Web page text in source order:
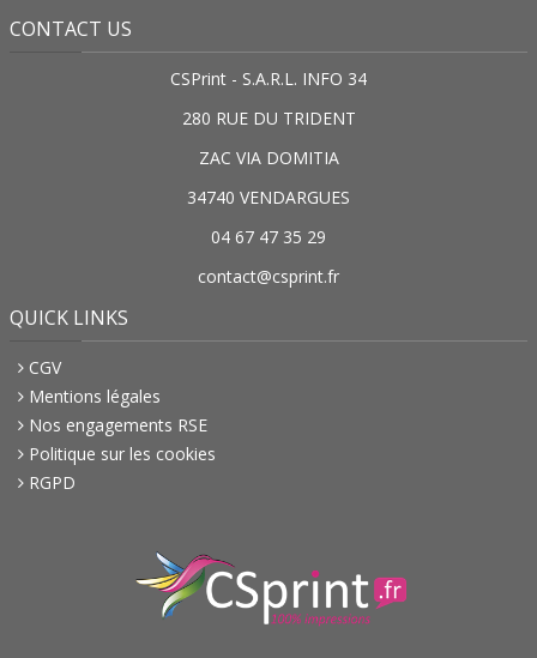
CONTACT US
CSPrint - S.A.R.L. INFO 34
280 RUE DU TRIDENT
ZAC VIA DOMITIA
34740 VENDARGUES
04 67 47 35 29
contact@csprint.fr
QUICK LINKS
CGV
Mentions légales
Nos engagements RSE
Politique sur les cookies
RGPD